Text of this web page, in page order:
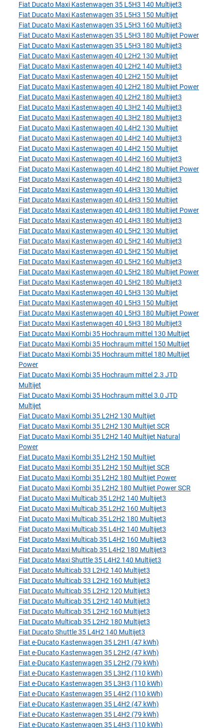
Fiat Ducato Maxi Kastenwagen 35 L5H3 140 Multijet3
Fiat Ducato Maxi Kastenwagen 35 L5H3 150 Multijet
Fiat Ducato Maxi Kastenwagen 35 L5H3 160 Multijet3
Fiat Ducato Maxi Kastenwagen 35 L5H3 180 Multijet Power
Fiat Ducato Maxi Kastenwagen 35 L5H3 180 Multijet3
Fiat Ducato Maxi Kastenwagen 40 L2H2 130 Multijet
Fiat Ducato Maxi Kastenwagen 40 L2H2 140 Multijet3
Fiat Ducato Maxi Kastenwagen 40 L2H2 150 Multijet
Fiat Ducato Maxi Kastenwagen 40 L2H2 180 Multijet Power
Fiat Ducato Maxi Kastenwagen 40 L2H2 180 Multijet3
Fiat Ducato Maxi Kastenwagen 40 L3H2 140 Multijet3
Fiat Ducato Maxi Kastenwagen 40 L3H2 180 Multijet3
Fiat Ducato Maxi Kastenwagen 40 L4H2 130 Multijet
Fiat Ducato Maxi Kastenwagen 40 L4H2 140 Multijet3
Fiat Ducato Maxi Kastenwagen 40 L4H2 150 Multijet
Fiat Ducato Maxi Kastenwagen 40 L4H2 160 Multijet3
Fiat Ducato Maxi Kastenwagen 40 L4H2 180 Multijet Power
Fiat Ducato Maxi Kastenwagen 40 L4H2 180 Multijet3
Fiat Ducato Maxi Kastenwagen 40 L4H3 130 Multijet
Fiat Ducato Maxi Kastenwagen 40 L4H3 150 Multijet
Fiat Ducato Maxi Kastenwagen 40 L4H3 180 Multijet Power
Fiat Ducato Maxi Kastenwagen 40 L4H3 180 Multijet3
Fiat Ducato Maxi Kastenwagen 40 L5H2 130 Multijet
Fiat Ducato Maxi Kastenwagen 40 L5H2 140 Multijet3
Fiat Ducato Maxi Kastenwagen 40 L5H2 150 Multijet
Fiat Ducato Maxi Kastenwagen 40 L5H2 160 Multijet3
Fiat Ducato Maxi Kastenwagen 40 L5H2 180 Multijet Power
Fiat Ducato Maxi Kastenwagen 40 L5H2 180 Multijet3
Fiat Ducato Maxi Kastenwagen 40 L5H3 130 Multijet
Fiat Ducato Maxi Kastenwagen 40 L5H3 150 Multijet
Fiat Ducato Maxi Kastenwagen 40 L5H3 180 Multijet Power
Fiat Ducato Maxi Kastenwagen 40 L5H3 180 Multijet3
Fiat Ducato Maxi Kombi 35 Hochraum mittel 130 Multijet
Fiat Ducato Maxi Kombi 35 Hochraum mittel 150 Multijet
Fiat Ducato Maxi Kombi 35 Hochraum mittel 180 Multijet
Power
Fiat Ducato Maxi Kombi 35 Hochraum mittel 2.3 JTD
Multijet
Fiat Ducato Maxi Kombi 35 Hochraum mittel 3.0 JTD
Multijet
Fiat Ducato Maxi Kombi 35 L2H2 130 Multijet
Fiat Ducato Maxi Kombi 35 L2H2 130 Multijet SCR
Fiat Ducato Maxi Kombi 35 L2H2 140 Multijet Natural
Power
Fiat Ducato Maxi Kombi 35 L2H2 150 Multijet
Fiat Ducato Maxi Kombi 35 L2H2 150 Multijet SCR
Fiat Ducato Maxi Kombi 35 L2H2 180 Multijet Power
Fiat Ducato Maxi Kombi 35 L2H2 180 Multijet Power SCR
Fiat Ducato Maxi Multicab 35 L2H2 140 Multijet3
Fiat Ducato Maxi Multicab 35 L2H2 160 Multijet3
Fiat Ducato Maxi Multicab 35 L2H2 180 Multijet3
Fiat Ducato Maxi Multicab 35 L4H2 140 Multijet3
Fiat Ducato Maxi Multicab 35 L4H2 160 Multijet3
Fiat Ducato Maxi Multicab 35 L4H2 180 Multijet3
Fiat Ducato Maxi Shuttle 35 L4H2 140 Multijet3
Fiat Ducato Multicab 33 L2H2 140 Multijet3
Fiat Ducato Multicab 33 L2H2 160 Multijet3
Fiat Ducato Multicab 35 L2H2 120 Multijet3
Fiat Ducato Multicab 35 L2H2 140 Multijet3
Fiat Ducato Multicab 35 L2H2 160 Multijet3
Fiat Ducato Multicab 35 L2H2 180 Multijet3
Fiat Ducato Shuttle 35 L4H2 140 Multijet3
Fiat e-Ducato Kastenwagen 35 L2H1 (47 kWh)
Fiat e-Ducato Kastenwagen 35 L2H2 (47 kWh)
Fiat e-Ducato Kastenwagen 35 L2H2 (79 kWh)
Fiat e-Ducato Kastenwagen 35 L3H2 (110 kWh)
Fiat e-Ducato Kastenwagen 35 L3H3 (110 kWh)
Fiat e-Ducato Kastenwagen 35 L4H2 (110 kWh)
Fiat e-Ducato Kastenwagen 35 L4H2 (47 kWh)
Fiat e-Ducato Kastenwagen 35 L4H2 (79 kWh)
Fiat e-Ducato Kastenwagen 35 L4H3 (110 kWh)